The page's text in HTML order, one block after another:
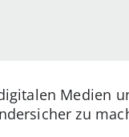
Medien
zu